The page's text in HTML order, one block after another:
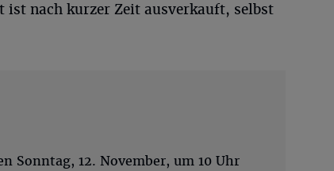
ist nach kurzer Zeit ausverkauft, selbst
Sonntag, 12. November, um 10 Uhr